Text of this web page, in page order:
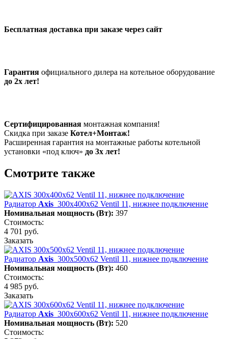
Бесплатная доставка при заказе через сайт
Гарантия официального дилера на котельное оборудование
до 2х лет!
Сертифицированная монтажная компания!
Скидка при заказе Котел+Монтаж!
Расширенная гарантия на монтажные работы котельной
установки «под ключ» до 3х лет!
Смотрите также
Радиатор Axis 300х400х62 Ventil 11, нижнее подключение
Номинальная мощность (Вт): 397
Стоимость:
4 701 руб.
Заказать
Радиатор Axis 300х500х62 Ventil 11, нижнее подключение
Номинальная мощность (Вт): 460
Стоимость:
4 985 руб.
Заказать
Радиатор Axis 300х600х62 Ventil 11, нижнее подключение
Номинальная мощность (Вт): 520
Стоимость: